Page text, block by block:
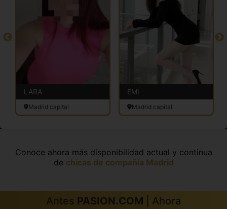
LARA
Madrid capital
EMI
Madrid capital
Conoce ahora más disponibilidad actual y continua
de chicas de compañía Madrid
Antes PASION.COM | Ahora